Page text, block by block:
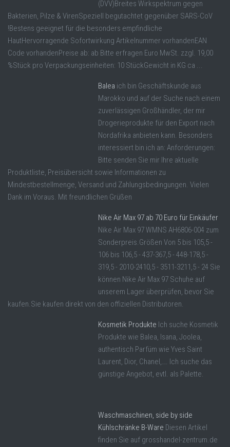
(DVV)Breites Wirkspektrum gegen
Bakterien, Pilze & VirenSpeziell begutachtet gegenüber SARS-CoV
!Bestens geeignet für die besonders empfindliche
HautHervorragende Sofortwirkung Artikelnummer vorhandenEAN
Code vorhandenPreise ab: ab Bitte erfragen Euro MwSt. zzgl. 19,00
%Stück pro Verpackungseinheiten: 10 StückGewicht in KG ca ...
Balea ich bin Geschäftskunde aus
Marokko und auf der Suche nach einem
zuverlässigen Großhändler, der mir
Drogerieprodukte für den Export nach
Nordafrika anbieten kann. Besonders
interessiert bin ich an: Anforderungen:
Bitte senden Sie mir Ihre aktuelle
Produktliste, Preisübersicht sowie Informationen zu
Mindestbestellmenge, Versand und Zahlungsbedingungen. Vielen
Dank im Voraus. Mit freundlichen Grüßen
Nike Air Max 97 ab 70 Euro für Einkäufer
Nike Air Max 97 WMNS AH6806-004 zum
Sonderpreis.Größen Von 5 bis 105,5 -
106 bis 106,5 - 437-367,5 - 448-178,5 -
319,5 - 2010-2410,5 - 3511-3211,5 - 24 Sie
können Nike Air Max 97 Schuhe auf
unserem Lager überprüfen, bevor Sie
kaufen.Sie kaufen direkt von den offiziellen Distributoren.
Kosmetik Produkte Ich suche Kosmetik
Produkte wie Balea, Isana, Joolea,
authentisch Parfüm wie Yves Saint
Laurent, Dior, Chanel,…. Ich suche das
günstige Angebot, evtl. als Palette.
Waschmaschinen, side by side
Kühlschränke B-Ware Diesen Artikel
finden Sie auf grosshandel-zentrum.de